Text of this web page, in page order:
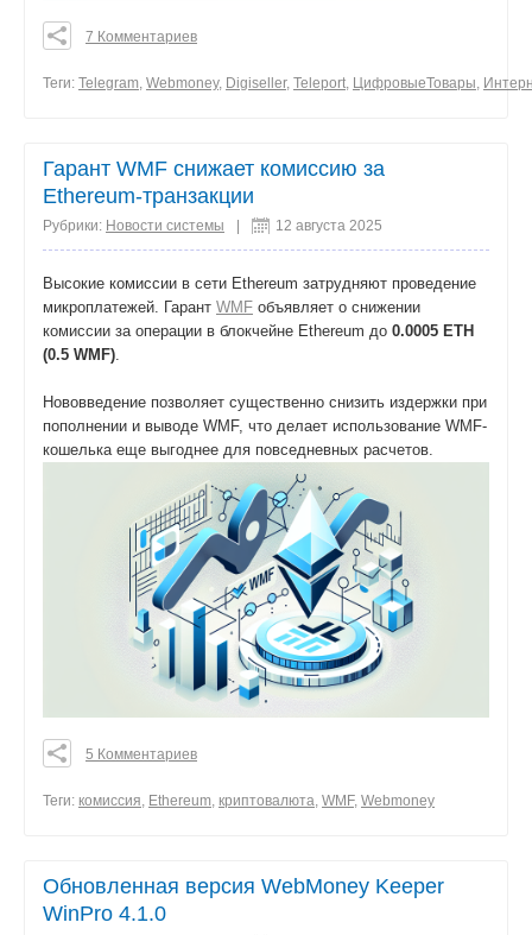
0
7 Комментариев
Теги: Telegram Webmoney, Digiseller, Teleport ЦифровыеТовары
Гарант WMF снижает комиссию за
Ethereum-транзакции
Рубрики: Новости системы | 12 августа 2025
Высокие комиссии в сети Ethereum затрудняют проведение
микроплатежей. Гарант WMF объявляет о снижении
комиссии за операции в блокчейне Ethereum до 0.0005 ETH
(0.5 WMF)
Нововведение позволяет существенно снизить издержки при
пополнении и выводе WMF, что делает использование WMF-
кошелька еще выгоднее для повседневных расчетов.
0
5 Комментариев
Теги: комиссия Ethereum криптовалюта WMF, Webmoney
Обновленная версия WebMoney Keeper
WinPro 4.1.0